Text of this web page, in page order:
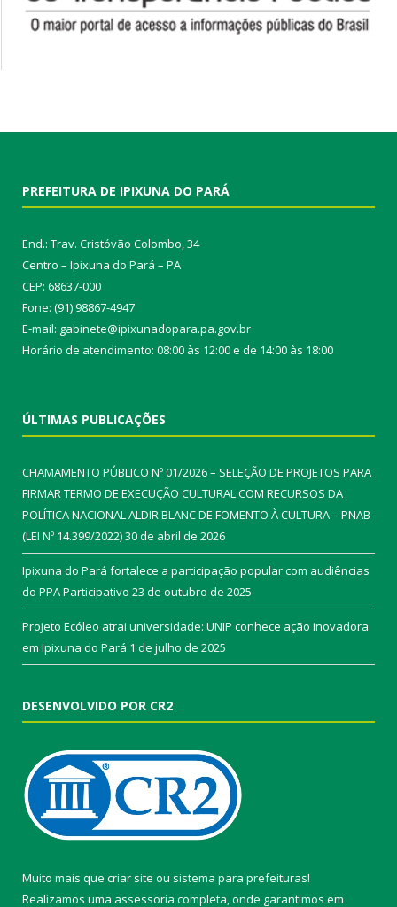
PREFEITURA DE IPIXUNA DO PARÁ
End.: Trav. Cristóvão Colombo, 34
Centro – Ipixuna do Pará – PA
CEP: 68637-000
Fone: (91) 98867-4947
E-mail: gabinete@ipixunadopara.pa.gov.br
Horário de atendimento: 08:00 às 12:00 e de 14:00 às 18:00
ÚLTIMAS PUBLICAÇÕES
CHAMAMENTO PÚBLICO Nº 01/2026 – SELEÇÃO DE PROJETOS PARA
FIRMAR TERMO DE EXECUÇÃO CULTURAL COM RECURSOS DA
POLÍTICA NACIONAL ALDIR BLANC DE FOMENTO À CULTURA – PNAB
(LEI Nº 14.399/2022)30 de abril de 2026
Ipixuna do Pará fortalece a participação popular com audiências
do PPA Participativo 23 de outubro de 2025
Projeto Ecóleo atrai universidade: UNIP conhece ação inovadora
em Ipixuna do Pará 1 de julho de 2025
DESENVOLVIDO POR CR2
Muito mais que criar site ou sistema para prefeituras!
Realizamos uma assessoria completa, onde garantimos em